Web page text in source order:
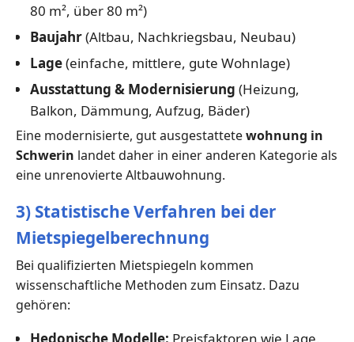
80 m², über 80 m²)
Baujahr(Altbau, Nachkriegsbau, Neubau)
Lage(einfache, mittlere, gute Wohnlage)
Ausstattung & Modernisierung (Heizung,
Balkon, Dämmung, Aufzug, Bäder)
Eine modernisierte, gut ausgestattetewohnung in
Schwerin landet daher in einer anderen Kategorie als
eine unrenovierte Altbauwohnung.
3) Statistische Verfahren bei der
Mietspiegelberechnung
Bei qualifizierten Mietspiegeln kommen
wissenschaftliche Methoden zum Einsatz. Dazu
gehören: